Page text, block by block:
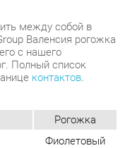
Рогожка
Фиолетовый
430
6
Квадратные
Тканевая